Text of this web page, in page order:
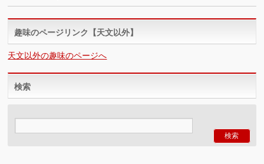
趣味のページリンク【天文以外】
天文以外の趣味のページへ
検索